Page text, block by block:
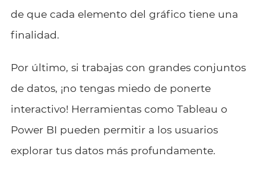
de que cada elemento del gráfico tiene una
finalidad.
Por último, si trabajas con grandes conjuntos
de datos, ¡no tengas miedo de ponerte
interactivo! Herramientas como Tableau o
Power BI pueden permitir a los usuarios
explorar tus datos más profundamente.